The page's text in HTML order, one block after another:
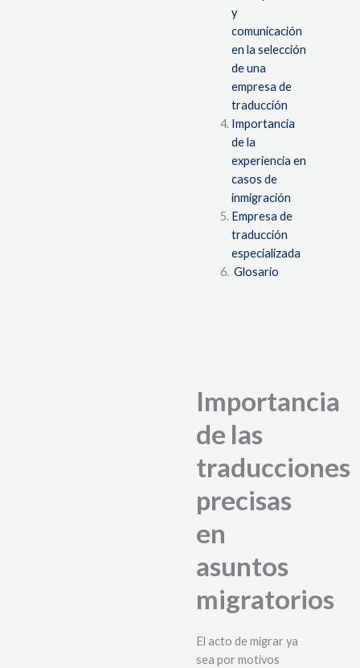
y
comunicación
en la selección
de una
empresa de
traducción
Importancia
de la
experiencia en
casos de
inmigración
Empresa de
traducción
especializada
Glosario
Importancia
de las
traducciones
precisas
en
asuntos
migratorios
El acto de migrar ya
sea por motivos